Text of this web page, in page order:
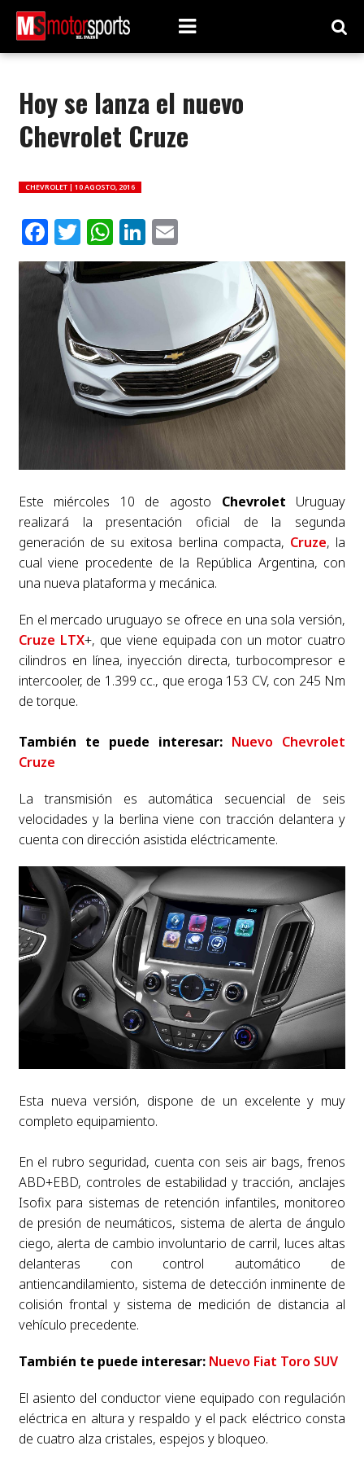
Hoy se lanza el nuevo
Chevrolet Cruze
CHEVROLET | 10 AGOSTO, 2016
Facebook
Twitter
WhatsApp
LinkedIn
Email
Este miércoles 10 de agosto Chevrolet Uruguay
realizará la presentación oficial de la segunda
generación de su exitosa berlina compacta, Cruze, la
cual viene procedente de la República Argentina, con
una nueva plataforma y mecánica.
En el mercado uruguayo se ofrece en una sola versión,
Cruze LTX+, que viene equipada con un motor cuatro
cilindros en línea, inyección directa, turbocompresor e
intercooler, de 1.399 cc., que eroga 153 CV, con 245 Nm
de torque.
También te puede interesar: Nuevo Chevrolet
Cruze
La transmisión es automática secuencial de seis
velocidades y la berlina viene con tracción delantera y
cuenta con dirección asistida eléctricamente.
Esta nueva versión, dispone de un excelente y muy
completo equipamiento.
En el rubro seguridad, cuenta con seis air bags, frenos
ABD+EBD, controles de estabilidad y tracción, anclajes
Isofix para sistemas de retención infantiles, monitoreo
de presión de neumáticos, sistema de alerta de ángulo
ciego, alerta de cambio involuntario de carril, luces altas
delanteras con control automático de
antiencandilamiento, sistema de detección inminente de
colisión frontal y sistema de medición de distancia al
vehículo precedente.
También te puede interesar: Nuevo Fiat Toro SUV
El asiento del conductor viene equipado con regulación
eléctrica en altura y respaldo y el pack eléctrico consta
de cuatro alza cristales, espejos y bloqueo.